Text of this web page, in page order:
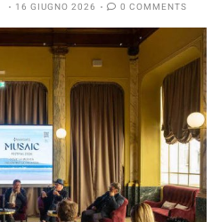
16 GIUGNO 2026 0 COMMENTS